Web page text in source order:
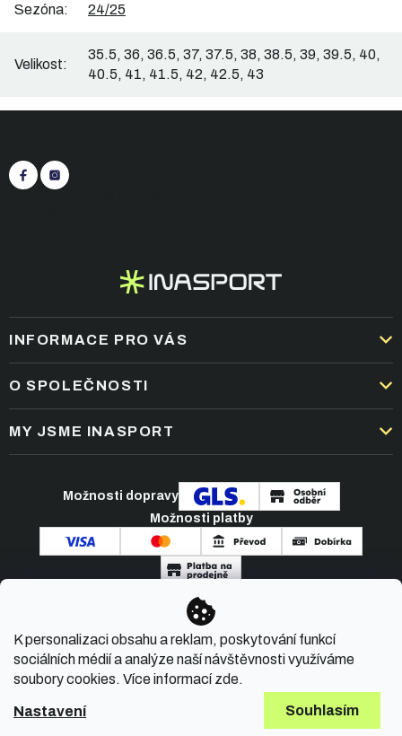
K personalizaci obsahu a reklam, poskytování funkcí
sociálních médií a analýze naší návštěvnosti využíváme
soubory cookies. Více informacízde.
Nastavení Souhlasím
Sezóna: 24/25
Velikost:
35.5, 36, 36.5, 37, 37.5, 38, 38.5, 39, 39.5, 40,
40.5, 41, 41.5, 42, 42.5, 43
a
INFORMACE PRO VÁS
DOPRAVA A PLATBA
OBCHODNÍ PODMÍNKY
REKLAMACE A VRÁCENÍ ZBOŽÍ
PODMÍNKY AKCÍ
O SPOLEČNOSTI
KARIÉRA
NEJČASTĚJŠÍ OTÁZKY
MY JSME INASPORT
ČLÁNKY A NOVINKY
KONTAKT
Možnosti dopravy
Možnosti platby
Copyright 2026INASPORT.CZ. Všechna práva
vyhrazena.